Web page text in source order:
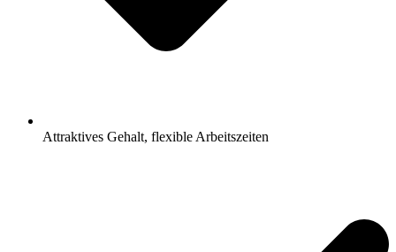
Attraktives Gehalt, flexible Arbeitszeiten